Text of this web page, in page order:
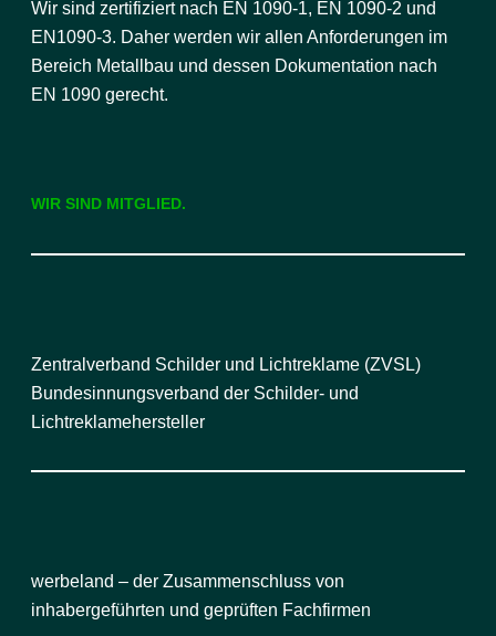
Wir sind zertifiziert nach EN 1090-1, EN 1090-2 und
EN1090-3. Daher werden wir allen Anforderungen im
Bereich Metallbau und dessen Dokumentation nach
EN 1090 gerecht.
WIR SIND MITGLIED.
Zentralverband Schilder und Lichtreklame (ZVSL)
Bundesinnungsverband der Schilder- und
Lichtreklamehersteller
werbeland – der Zusammenschluss von
inhabergeführten und geprüften Fachfirmen